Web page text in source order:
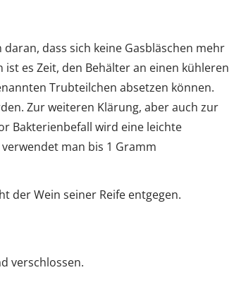
dass sich keine Gasbläschen mehr
es Zeit, den Behälter an einen kühleren
Trubteilchen absetzen können.
Zur weiteren Klärung, aber auch zur
Bakterienbefall wird eine leichte
man bis 1 Gramm
der Wein seiner Reife entgegen.
verschlossen.